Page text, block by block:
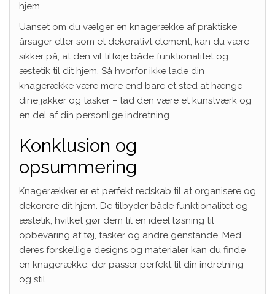
hjem.
Uanset om du vælger en knagerække af praktiske
årsager eller som et dekorativt element, kan du være
sikker på, at den vil tilføje både funktionalitet og
æstetik til dit hjem. Så hvorfor ikke lade din
knagerække være mere end bare et sted at hænge
dine jakker og tasker – lad den være et kunstværk og
en del af din personlige indretning.
Konklusion og
opsummering
Knagerækker er et perfekt redskab til at organisere og
dekorere dit hjem. De tilbyder både funktionalitet og
æstetik, hvilket gør dem til en ideel løsning til
opbevaring af tøj, tasker og andre genstande. Med
deres forskellige designs og materialer kan du finde
en knagerække, der passer perfekt til din indretning
og stil.